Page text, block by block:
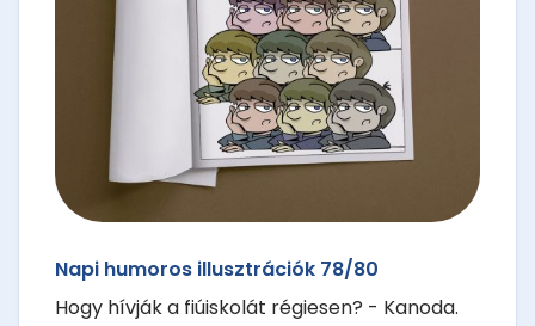
Napi humoros illusztrációk 78/80
Hogy hívják a fiúiskolát régiesen? - Kanoda.